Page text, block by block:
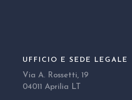
UFFICIO E SEDE LEGALE
Via A. Rossetti, 19
04011 Aprilia LT